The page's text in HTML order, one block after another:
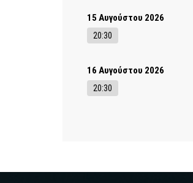
15 Αυγούστου 2026
20:30
16 Αυγούστου 2026
20:30